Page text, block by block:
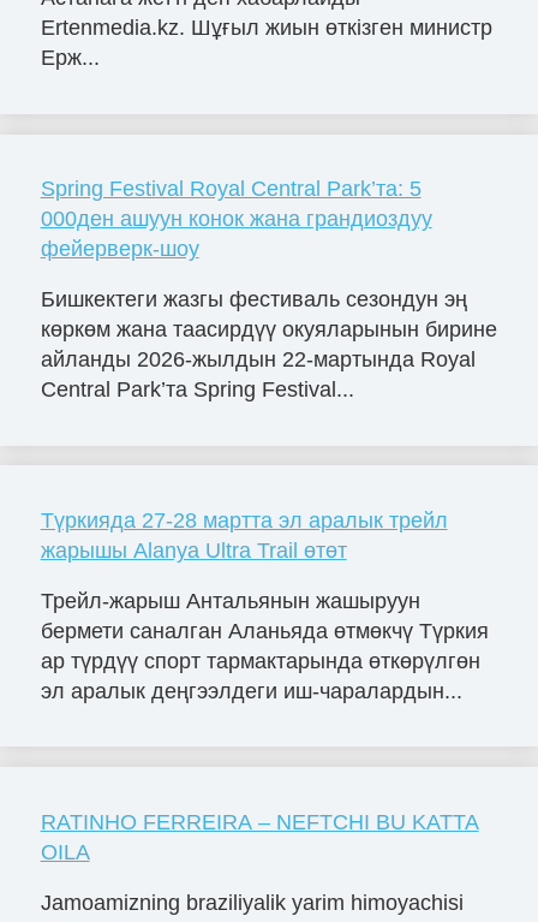
Ertenmedia.kz. Шұғыл жиын өткізген министр
Ерж...
Spring Festival Royal Central Park’та: 5
000ден ашуун конок жана грандиоздуу
фейерверк-шоу
Бишкектеги жазгы фестиваль сезондун эң
көркөм жана таасирдүү окуяларынын бирине
айланды 2026-жылдын 22-мартында Royal
Central Park’та Spring Festival...
Түркияда 27-28 мартта эл аралык трейл
жарышы Alanya Ultra Trail өтөт
Трейл-жарыш Антальянын жашыруун
бермети саналган Аланьяда өтмөкчү Түркия
ар түрдүү спорт тармактарында өткөрүлгөн
эл аралык деңгээлдеги иш-чаралардын...
RATINHO FERREIRA – NEFTCHI BU KATTA
OILA
Jamoamizning braziliyalik yarim himoyachisi